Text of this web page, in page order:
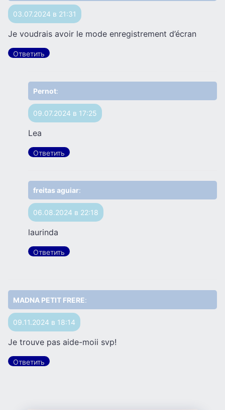
03.07.2024 в 21:31
Je voudrais avoir le mode enregistrement d’écran
Ответить
Pernot:
09.07.2024 в 17:25
Lea
Ответить
freitas aguiar:
06.08.2024 в 22:18
laurinda
Ответить
MADNA PETIT FRERE:
09.11.2024 в 18:14
Je trouve pas aide-moii svp!
Ответить